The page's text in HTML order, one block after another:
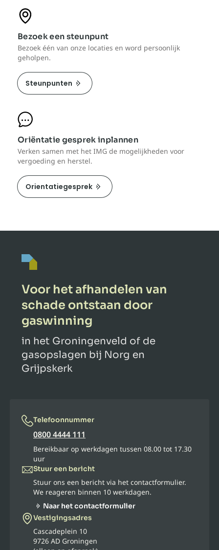
Bezoek een steunpunt
Bezoek één van onze locaties en word persoonlijk
geholpen.
Steunpunten
Oriëntatie gesprek inplannen
Verken samen met het IMG de mogelijkheden voor
vergoeding en herstel.
Orientatiegesprek
Voor het afhandelen van
schade ontstaan door
gaswinning
in het Groningenveld of de
gasopslagen bij Norg en
Grijpskerk
Telefoonnummer
0800 4444 111
Bereikbaar op werkdagen tussen 08.00 tot 17.30
uur
Stuur een bericht
Stuur ons een bericht via het contactformulier.
We reageren binnen 10 werkdagen.
Naar het contactformulier
Vestigingsadres
Cascadeplein 10
9726 AD Groningen